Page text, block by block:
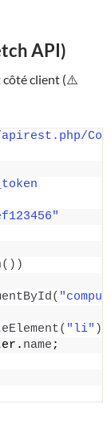
API)
côté client (⚠️
())
(
( "li" )
name ;